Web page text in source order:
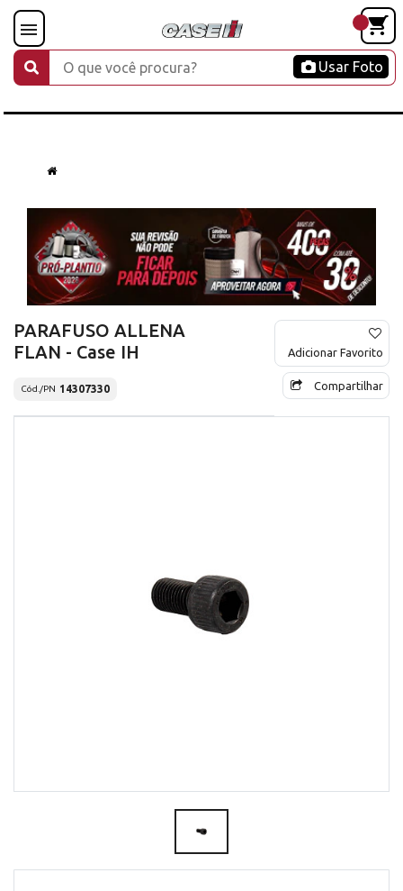
Usar Foto
PARAFUSO ALLENA
FLAN - Case IH
Cód./PN 14307330
Adicionar Favorito
Compartilhar